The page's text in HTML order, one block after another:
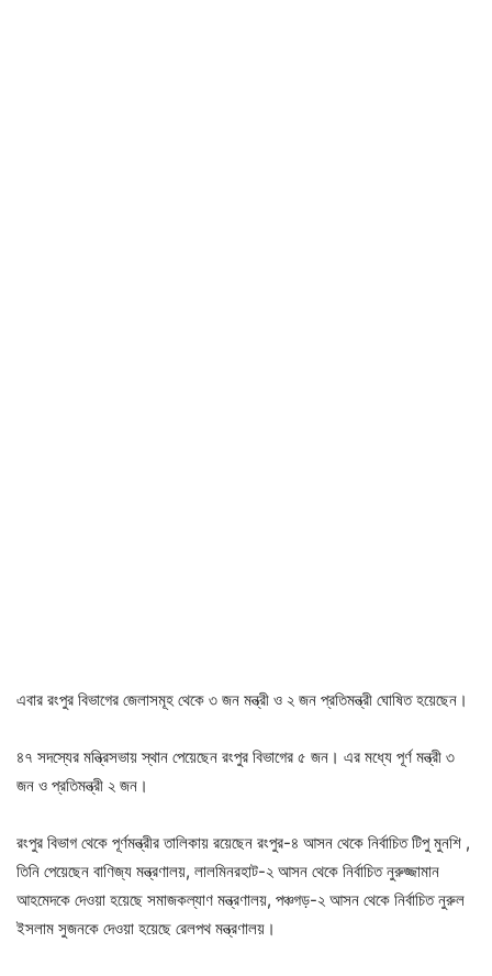
এবার রংপুর বিভাগের জেলাসমূহ থেকে ৩ জন মন্ত্রী ও ২ জন প্রতিমন্ত্রী ঘোষিত হয়েছেন।
৪৭ সদস্যের মন্ত্রিসভায় স্থান পেয়েছেন রংপুর বিভাগের ৫ জন। এর মধ্যে পূর্ণ মন্ত্রী ৩
জন ও প্রতিমন্ত্রী ২ জন।
রংপুর বিভাগ থেকে পূর্ণমন্ত্রীর তালিকায় রয়েছেন রংপুর-৪ আসন থেকে নির্বাচিত টিপু মুনশি ,
তিনি পেয়েছেন বাণিজ্য মন্ত্রণালয়, লালমিনরহাট-২ আসন থেকে নির্বাচিত নুরুজ্জামান
আহমেদকে দেওয়া হয়েছে সমাজকল্যাণ মন্ত্রণালয়, পঞ্চগড়-২ আসন থেকে নির্বাচিত নুরুল
ইসলাম সুজনকে দেওয়া হয়েছে রেলপথ মন্ত্রণালয়।